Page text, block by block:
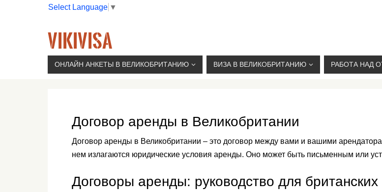
Select Language ▼
VIKIVISA
Г. МОСКВА, 2-Й СЫРОМЯТНИЧЕСКИЙ ПЕР., 11, М. КУРСКАЯ, +7(926)734-03-33,
ОНЛАЙН АНКЕТЫ В ВЕЛИКОБРИТАНИЮ ВИЗА В ВЕЛИКОБРИТАНИЮ РАБОТА НАД
Договор аренды в Великобритании
Договор аренды в Великобритании – это договор между вами и вашими
нем излагаются юридические условия аренды. Оно может быть письменным или
Договоры аренды: руководство для британских